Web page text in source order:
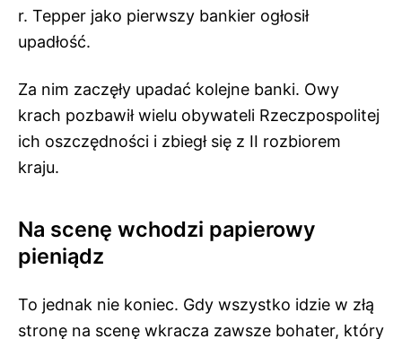
r. Tepper jako pierwszy bankier ogłosił
upadłość.
Za nim zaczęły upadać kolejne banki. Owy
krach pozbawił wielu obywateli Rzeczpospolitej
ich oszczędności i zbiegł się z II rozbiorem
kraju.
Na scenę wchodzi papierowy
pieniądz
To jednak nie koniec. Gdy wszystko idzie w złą
stronę na scenę wkracza zawsze bohater, który